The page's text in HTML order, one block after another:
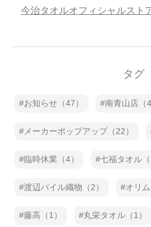
今治タオルオフィシャルスト
タグ
お知らせ（47） 南青山店（
メーカーポップアップ（22）
臨時休業（4） 七福タオル（
渡辺パイル織物（2） オリム
藤高（1） 丸栄タオル（1）